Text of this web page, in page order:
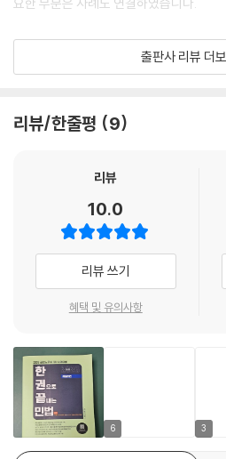
셋째, 양 날개의 기출문제를 대폭 늘렸습
주택관리사, 감정평가사, 세무사, 행정사,
것은 반영하였습니다. 기출문제를 보면 여
다. 최근의 노무사 문제의 출제경향을 파
다섯째, 기본서와 별도로 조문집이 있습
다. 여기에는 각 조문마다 10년 정도의 노
니다. 기본서에 조문이 소개되어 있는데
해당 조문에는 기출문제들이 O,X로 정리
니다. 조문집은 복습용이나 정리용으로
이 부족한 직장인 수험생에게는 효용이
의 호응이 높아져서 다행입니다.
출판사 리뷰 더
리뷰/한줄평 9
리뷰
10.0
리뷰 쓰기
혜택 및 유의사항
6 3